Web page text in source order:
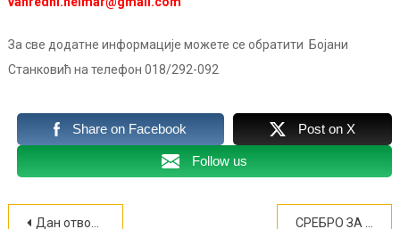
За све додатне информације можете се обратити Бојани
Станковић на телефон 018/292-092
Share on Facebook Post on X
Follow us
Кретање
Дан отворених врата ГТШ „Неимар“ Ниш 8. маја 2026. године од 10.00 до 16.00 часова